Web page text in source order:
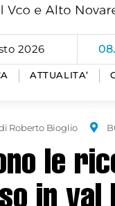
2026
ATTUALITA’
Roberto Bioglio
le